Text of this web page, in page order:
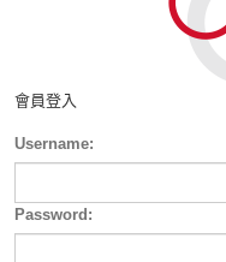
會員登入
Username:
Password: